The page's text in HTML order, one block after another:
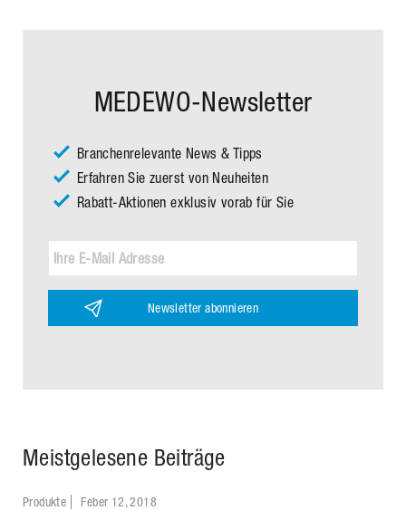
MEDEWO-Newsletter
Branchenrelevante News & Tipps
Erfahren Sie zuerst von Neuheiten
Rabatt-Aktionen exklusiv vorab für Sie
Newsletter abonnieren
Meistgelesene Beiträge
Produkte Feber 12, 2018